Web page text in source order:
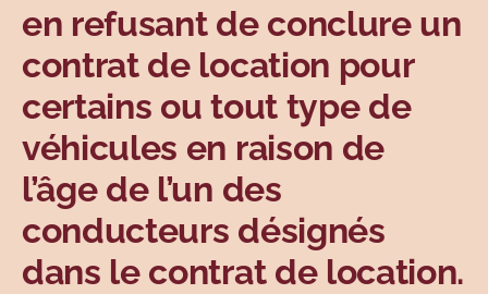
en refusant de conclure un
contrat de location pour
certains ou tout type de
véhicules en raison de
l’âge de l’un des
conducteurs désignés
dans le contrat de location.